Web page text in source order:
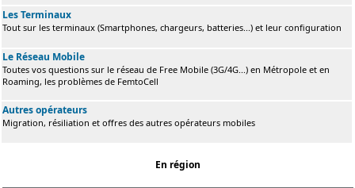
Les Terminaux
Tout sur les terminaux (Smartphones, chargeurs, batteries...) et leur configuration
Le Réseau Mobile
Toutes vos questions sur le réseau de Free Mobile (3G/4G...) en Métropole et en
Roaming, les problèmes de FemtoCell
Autres opérateurs
Migration, résiliation et offres des autres opérateurs mobiles
En région